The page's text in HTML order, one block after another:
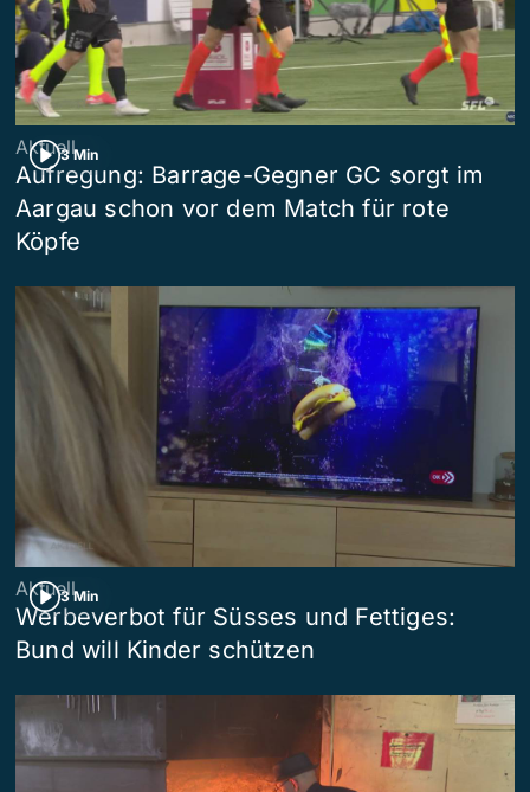
3 Min
Aktuell
Aufregung: Barrage-Gegner GC sorgt im
Aargau schon vor dem Match für rote
Köpfe
3 Min
Aktuell
Werbeverbot für Süsses und Fettiges:
Bund will Kinder schützen